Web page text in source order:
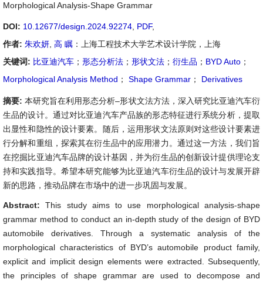
Morphological Analysis-Shape Grammar
DOI: 10.12677/design.2024.92274 PDF,
作者: 朱欢妍 高 瞩 ：上海工程技术大学艺术设计学院，上海
关键词: 比亚迪汽车 ； 形态分析法 ； 形状文法 ； 衍生品 ； BYD Auto ；
Morphological Analysis Method ； Shape Grammar ； Derivatives
摘要:本研究旨在利用形态分析–形状文法方法，深入研究比亚迪汽车衍
生品的设计。通过对比亚迪汽车产品族的形态特征进行系统分析，提取
出显性和隐性的设计要素。随后，运用形状文法原则对这些设计要素进
行分解和重组，探索其在衍生品中的应用潜力。通过这一方法，我们旨
在挖掘比亚迪汽车品牌的设计基因，并为衍生品的创新设计提供理论支
持和实践指导。希望本研究能够为比亚迪汽车衍生品的设计与发展开辟
新的思路，推动品牌在市场中的进一步巩固与发展。
Abstract:This study aims to use morphological analysis-shape
grammar method to conduct an in-depth study of the design of BYD
automobile derivatives. Through a systematic analysis of the
morphological characteristics of BYD’s automobile product family,
explicit and implicit design elements were extracted. Subsequently,
the principles of shape grammar are used to decompose and